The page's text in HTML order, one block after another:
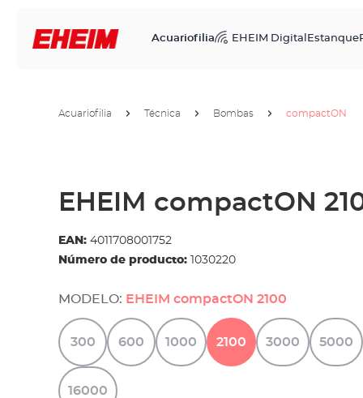
Acuariofilia EHEIM Digital Estanque
Acuariofilia Técnica Bombas compactON
EHEIM compactON
EAN: 4011708001752
Número de producto: 1030220
MODELO: EHEIM compactON 2100
300 600 1000 2100 3000 5000
16000